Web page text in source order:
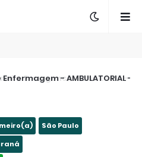
Emergencia Zona Leste -
- AMBULATORIAL -
São Paulo